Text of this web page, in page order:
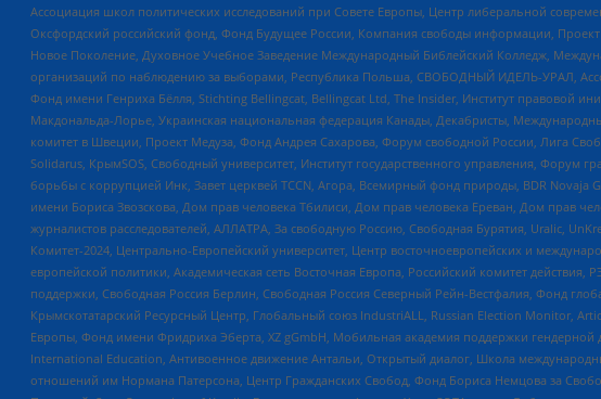
Ассоциация школ политических исследований при Совете Европы, Центр либеральной
Оксфордский российский фонд, Фонд Будущее России, Компания свободы информации,
Новое Поколение, Духовное Учебное Заведение Международный Библейский Колледж,
организаций по наблюдению за выборами, Республика Польша, СВОБОДНЫЙ ИДЕЛЬ-УРАЛ,
Фонд имени Генриха Бёлля, Stichting Bellingcat, Bellingcat Ltd, The Insider, Институт правовой
Макдональда-Лорье, Украинская национальная федерация Канады, Декабристы,
комитет в Швеции, Проект Медуза, Фонд Андрея Сахарова, Форум свободной России, Лига
Solidarus, КрымSOS, Свободный университет, Институт государственного управления,
борьбы с коррупцией Инк, Завет церквей TCCN, Агора, Всемирный фонд природы, BDR
имени Бориса Звозскова, Дом прав человека Тбилиси, Дом прав человека Ереван, Дом прав
журналистов расследователей, АЛЛАТРА, За свободную Россию, Свободная Бурятия, Uralic,
Комитет-2024, Центрально-Европейский университет, Центр восточноевропейских и
европейской политики, Академическая сеть Восточная Европа, Российский комитет
поддержки, Свободная Россия Берлин, Свободная Россия Северный Рейн-Вестфалия, Фонд
Крымскотатарский Ресурсный Центр, Глобальный союз IndustriALL, Russian Election Monitor,
Европы, Фонд имени Фридриха Эберта, XZ gGmbH, Мобильная академия поддержки
International Education, Антивоенное движение Антальи, Открытый диалог, Школа
отношений им Нормана Патерсона, Центр Гражданских Свобод, Фонд Бориса Немцова за